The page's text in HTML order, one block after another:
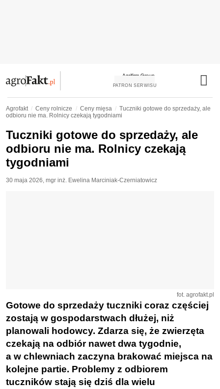
PATRON SERWISU
Agrofakt Ceny rolnicze Ceny mięsa
Tuczniki gotowe do sprzedaży, ale
odbioru nie ma. Rolnicy czekają tygodniami
Tuczniki gotowe do sprzedaży, ale
odbioru nie ma. Rolnicy czekają
tygodniami
30 maja 2026, mgr inż. Ewelina Marciniak-Czerniatowicz
fot. agrofakt.pl
Gotowe do sprzedaży tuczniki coraz częściej
zostają w gospodarstwach dłużej, niż
planowali hodowcy. Zdarza się, że zwierzęta
czekają na odbiór nawet dwa tygodnie,
a w chlewniach zaczyna brakować miejsca na
kolejne partie. Problemy z odbiorem
tuczników stają się dziś dla wielu